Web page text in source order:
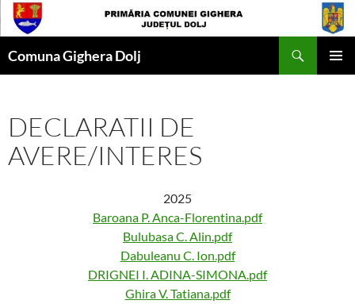
Skip
to
Comuna Gighera Dolj
DECLARATII DE
AVERE/INTERES
2025
Baroana P. Anca-Florentina.pdf
Bulubasa C. Alin.pdf
Dabuleanu C. Ion.pdf
DRIGNEI I. ADINA-SIMONA.pdf
Ghira V. Tatiana.pdf